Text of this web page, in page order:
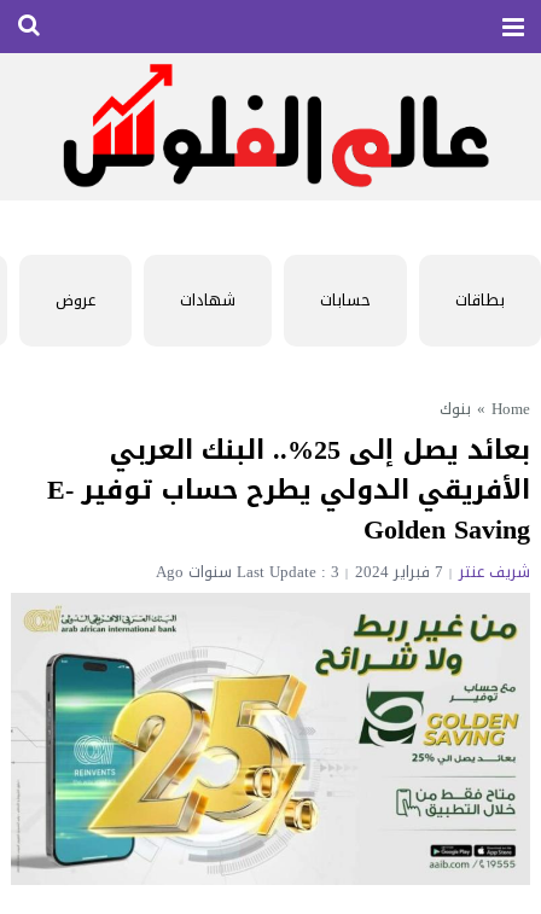
بطاقات حسابات شهادات عروض
Home
» بنوك
بعائد يصل إلى 25%.. البنك العربي
الأفريقي الدولي يطرح حساب توفير E-
Golden Saving
شريف عنتر 7 فبراير 2024 Last Update : 3 سنوات Ago